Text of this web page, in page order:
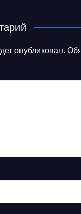
опубликован.